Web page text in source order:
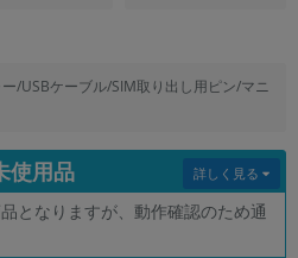
/USBケーブル/SIM取り出し用ピン/マニ
使用品
となりますが、動作確認のため通
詳しく見る